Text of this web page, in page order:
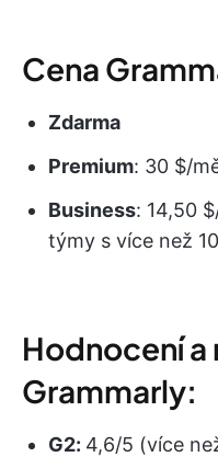
Cena
Zdarma
Premium: 30 $/
Business: 14,50
týmy s více než
Hodnocení a
Grammarly:
G2: 4,6/5 (více